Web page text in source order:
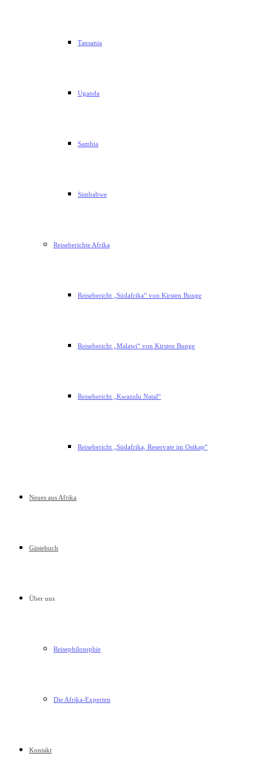
Tansania
Uganda
Sambia
Simbabwe
Reiseberichte Afrika
Reisebericht „Südafrika“ von Kirsten Bunge
Reisebericht „Malawi“ von Kirsten Bunge
Reisebericht „Kwazulu Natal“
Reisebericht „Südafrika, Reservate im Ostkap“
Neues aus Afrika
Gästebuch
Über uns
Reisephilosophie
Die Afrika-Experten
Kontakt